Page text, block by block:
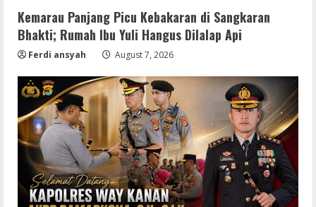
Kemarau Panjang Picu Kebakaran di Sangkaran
Bhakti; Rumah Ibu Yuli Hangus Dilalap Api
Ferdi ansyah August 7, 2026